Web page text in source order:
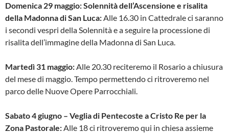
Domenica 29 maggio: Solennità dell’Ascensione e risalita
della Madonna di San Luca:Alle 16.30 in Cattedrale ci saranno
i secondi vespri della Solennità e a seguire la processione di
risalita dell’immagine della Madonna di San Luca.
Martedì 31 maggio:Alle 20.30 reciteremo il Rosario a chiusura
del mese di maggio. Tempo permettendo ci ritroveremo nel
parco delle Nuove Opere Parrocchiali.
Sabato 4 giugno – Veglia di Pentecoste a Cristo Re per la
Zona Pastorale:Alle 18 ci ritroveremo qui in chiesa assieme